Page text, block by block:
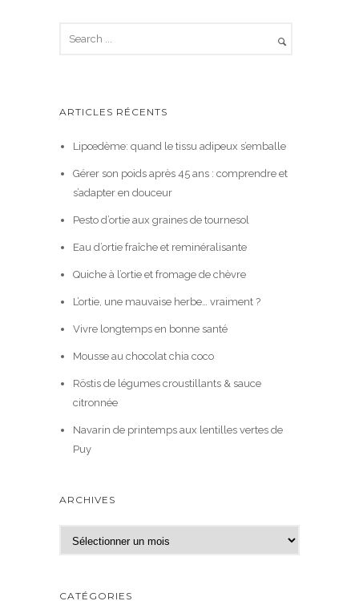
ARTICLES RÉCENTS
Lipœdème: quand le tissu adipeux s’emballe
Gérer son poids après 45 ans : comprendre et
s’adapter en douceur
Pesto d’ortie aux graines de tournesol
Eau d’ortie fraîche et reminéralisante
Quiche à l’ortie et fromage de chèvre
L’ortie, une mauvaise herbe… vraiment ?
Vivre longtemps en bonne santé
Mousse au chocolat chia coco
Röstis de légumes croustillants & sauce
citronnée
Navarin de printemps aux lentilles vertes de
Puy
ARCHIVES
r
h
CATÉGORIES